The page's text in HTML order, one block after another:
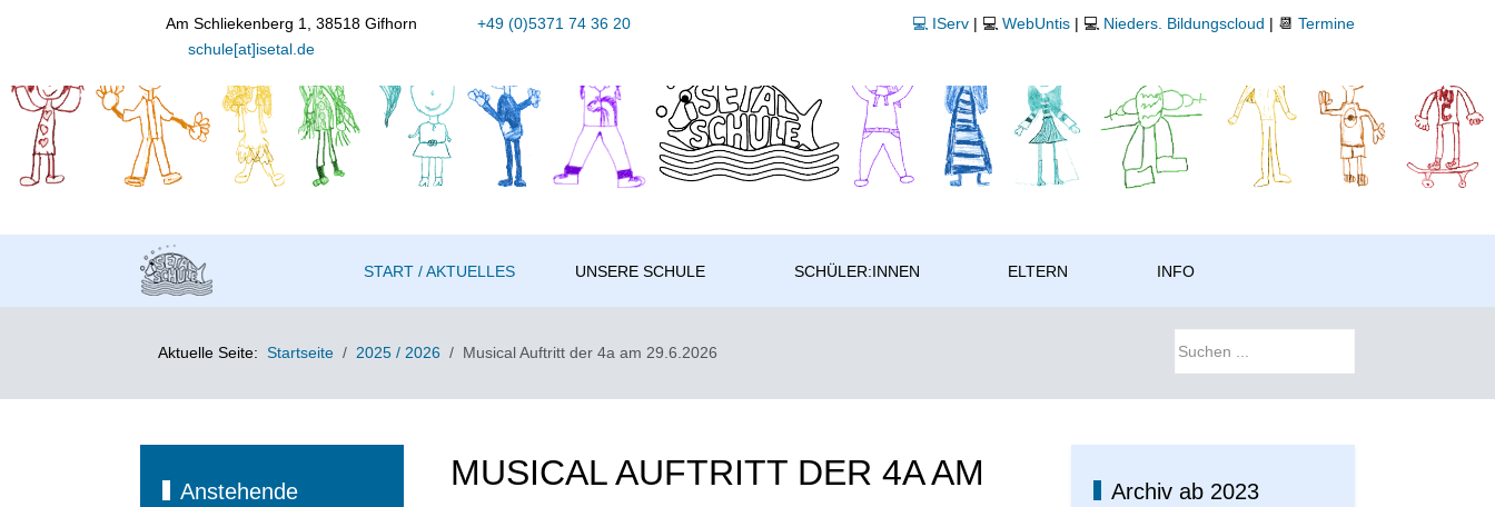
Am Schliekenberg 1, 38518 Gifhorn
+49 (0)5371 74 36 20
schule[at]isetal.de
💻 IServ | 💻 WebUntis | 💻 Nieders. Bildungscloud | 📆 Termine
START / AKTUELLES UNSERE SCHULE SCHÜLER:INNEN ELTERN INFO
Aktuelle Seite: Startseite 2025 / 2026 Musical Auftritt der 4a am 29.6.2026
Anstehende
MUSICAL AUFTRITT DER 4A AM
Archiv ab 2023